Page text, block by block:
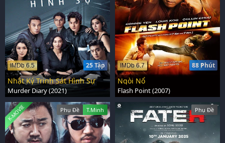
25 Tập
IMDb 6.5
Nhật Ký Trinh Sát Hình Sự
Murder Diary (2021)
88 Phút
IMDb 6.7
Ngòi Nổ
Flash Point (2007)
Phụ Đề T.Minh
K-MOVIE Phụ Đề